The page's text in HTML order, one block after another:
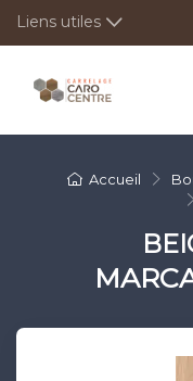
Liens utiles
Accueil